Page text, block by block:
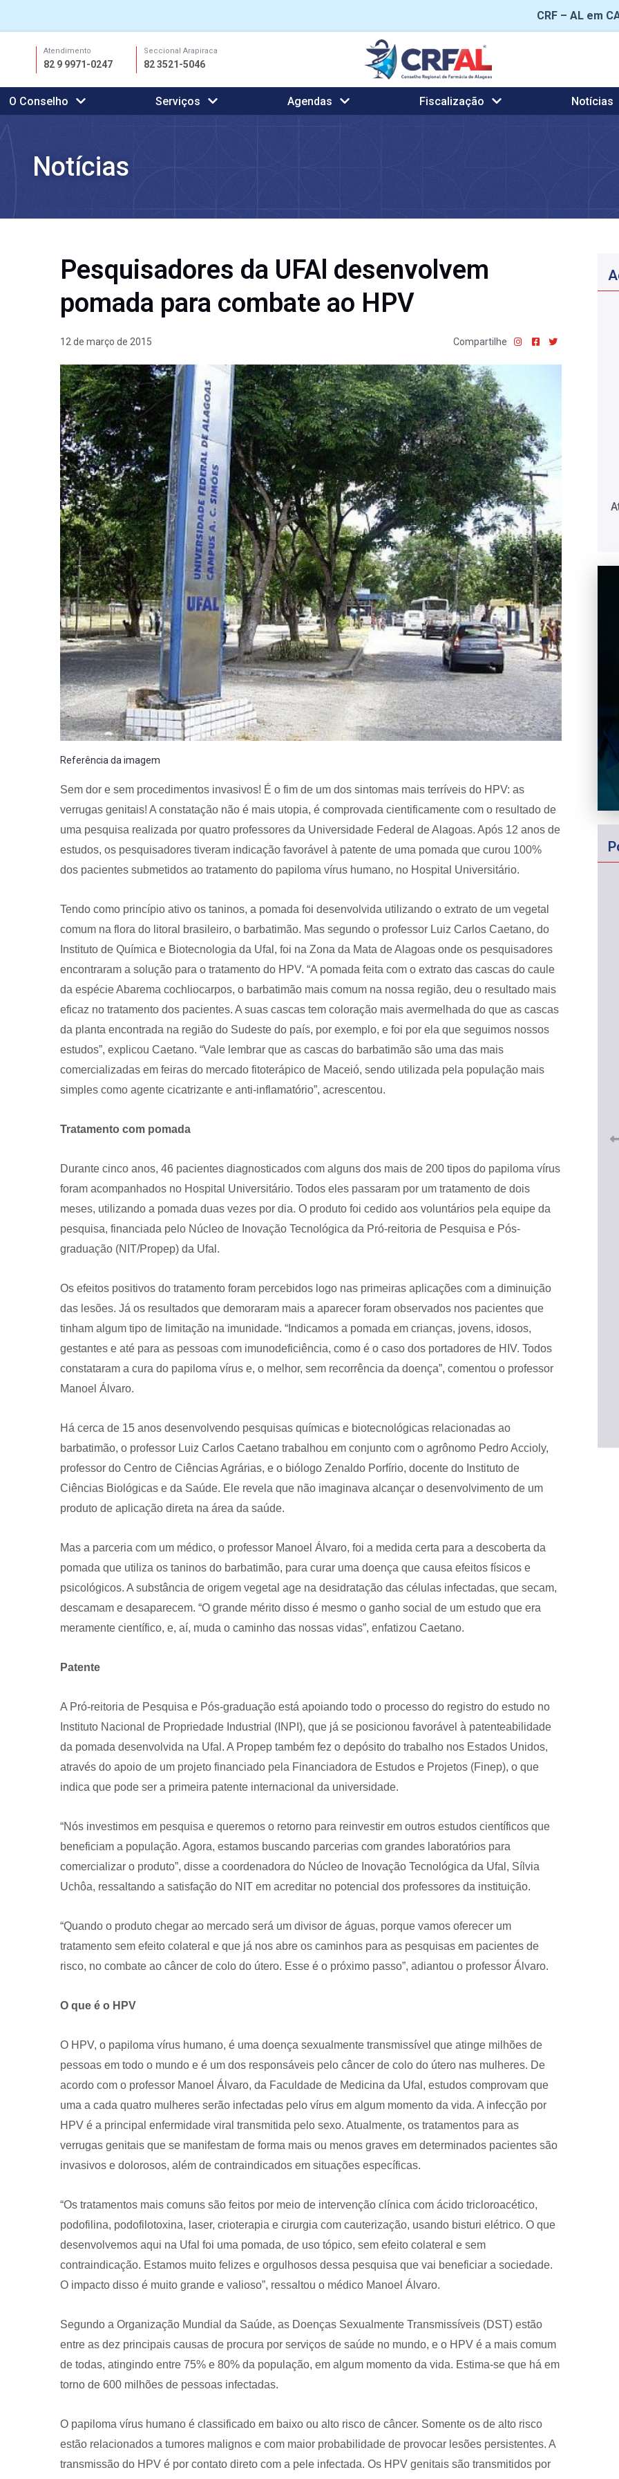
CRF – AL em
conteúdo
Atendimento
82 9 9971-0247
Seccional Arapiraca
82 3521-5046
O Conselho Serviços Agendas Fiscalização Notícias
Notícias
Pesquisadores da UFAl desenvolvem
pomada para combate ao HPV
12 de março de 2015 Compartilhe
Referência da imagem
Sem dor e sem procedimentos invasivos! É o fim de um dos sintomas mais terríveis do HPV: as
verrugas genitais! A constatação não é mais utopia, é comprovada cientificamente com o resultado de
uma pesquisa realizada por quatro professores da Universidade Federal de Alagoas. Após 12 anos de
estudos, os pesquisadores tiveram indicação favorável à patente de uma pomada que curou 100%
dos pacientes submetidos ao tratamento do papiloma vírus humano, no Hospital Universitário.
Tendo como princípio ativo os taninos, a pomada foi desenvolvida utilizando o extrato de um vegetal
comum na flora do litoral brasileiro, o barbatimão. Mas segundo o professor Luiz Carlos Caetano, do
Instituto de Química e Biotecnologia da Ufal, foi na Zona da Mata de Alagoas onde os pesquisadores
encontraram a solução para o tratamento do HPV. “A pomada feita com o extrato das cascas do caule
da espécie Abarema cochliocarpos, o barbatimão mais comum na nossa região, deu o resultado mais
eficaz no tratamento dos pacientes. A suas cascas tem coloração mais avermelhada do que as cascas
da planta encontrada na região do Sudeste do país, por exemplo, e foi por ela que seguimos nossos
estudos”, explicou Caetano. “Vale lembrar que as cascas do barbatimão são uma das mais
comercializadas em feiras do mercado fitoterápico de Maceió, sendo utilizada pela população mais
simples como agente cicatrizante e anti-inflamatório”, acrescentou.
Tratamento com pomada
Durante cinco anos, 46 pacientes diagnosticados com alguns dos mais de 200 tipos do papiloma vírus
foram acompanhados no Hospital Universitário. Todos eles passaram por um tratamento de dois
meses, utilizando a pomada duas vezes por dia. O produto foi cedido aos voluntários pela equipe da
pesquisa, financiada pelo Núcleo de Inovação Tecnológica da Pró-reitoria de Pesquisa e Pós-
graduação (NIT/Propep) da Ufal.
Os efeitos positivos do tratamento foram percebidos logo nas primeiras aplicações com a diminuição
das lesões. Já os resultados que demoraram mais a aparecer foram observados nos pacientes que
tinham algum tipo de limitação na imunidade. “Indicamos a pomada em crianças, jovens, idosos,
gestantes e até para as pessoas com imunodeficiência, como é o caso dos portadores de HIV. Todos
constataram a cura do papiloma vírus e, o melhor, sem recorrência da doença”, comentou o professor
Manoel Álvaro.
Há cerca de 15 anos desenvolvendo pesquisas químicas e biotecnológicas relacionadas ao
barbatimão, o professor Luiz Carlos Caetano trabalhou em conjunto com o agrônomo Pedro Accioly,
professor do Centro de Ciências Agrárias, e o biólogo Zenaldo Porfírio, docente do Instituto de
Ciências Biológicas e da Saúde. Ele revela que não imaginava alcançar o desenvolvimento de um
produto de aplicação direta na área da saúde.
Mas a parceria com um médico, o professor Manoel Álvaro, foi a medida certa para a descoberta da
pomada que utiliza os taninos do barbatimão, para curar uma doença que causa efeitos físicos e
psicológicos. A substância de origem vegetal age na desidratação das células infectadas, que secam,
descamam e desaparecem. “O grande mérito disso é mesmo o ganho social de um estudo que era
meramente científico, e, aí, muda o caminho das nossas vidas”, enfatizou Caetano.
Patente
A Pró-reitoria de Pesquisa e Pós-graduação está apoiando todo o processo do registro do estudo no
Instituto Nacional de Propriedade Industrial (INPI), que já se posicionou favorável à patenteabilidade
da pomada desenvolvida na Ufal. A Propep também fez o depósito do trabalho nos Estados Unidos,
através do apoio de um projeto financiado pela Financiadora de Estudos e Projetos (Finep), o que
indica que pode ser a primeira patente internacional da universidade.
“Nós investimos em pesquisa e queremos o retorno para reinvestir em outros estudos científicos que
beneficiam a população. Agora, estamos buscando parcerias com grandes laboratórios para
comercializar o produto”, disse a coordenadora do Núcleo de Inovação Tecnológica da Ufal, Sílvia
Uchôa, ressaltando a satisfação do NIT em acreditar no potencial dos professores da instituição.
“Quando o produto chegar ao mercado será um divisor de águas, porque vamos oferecer um
tratamento sem efeito colateral e que já nos abre os caminhos para as pesquisas em pacientes de
risco, no combate ao câncer de colo do útero. Esse é o próximo passo”, adiantou o professor Álvaro.
O que é o HPV
O HPV, o papiloma vírus humano, é uma doença sexualmente transmissível que atinge milhões de
pessoas em todo o mundo e é um dos responsáveis pelo câncer de colo do útero nas mulheres. De
acordo com o professor Manoel Álvaro, da Faculdade de Medicina da Ufal, estudos comprovam que
uma a cada quatro mulheres serão infectadas pelo vírus em algum momento da vida. A infecção por
HPV é a principal enfermidade viral transmitida pelo sexo. Atualmente, os tratamentos para as
verrugas genitais que se manifestam de forma mais ou menos graves em determinados pacientes são
invasivos e dolorosos, além de contraindicados em situações específicas.
“Os tratamentos mais comuns são feitos por meio de intervenção clínica com ácido tricloroacético,
podofilina, podofilotoxina, laser, crioterapia e cirurgia com cauterização, usando bisturi elétrico. O que
desenvolvemos aqui na Ufal foi uma pomada, de uso tópico, sem efeito colateral e sem
contraindicação. Estamos muito felizes e orgulhosos dessa pesquisa que vai beneficiar a sociedade.
O impacto disso é muito grande e valioso”, ressaltou o médico Manoel Álvaro.
Segundo a Organização Mundial da Saúde, as Doenças Sexualmente Transmissíveis (DST) estão
entre as dez principais causas de procura por serviços de saúde no mundo, e o HPV é a mais comum
de todas, atingindo entre 75% e 80% da população, em algum momento da vida. Estima-se que há em
torno de 600 milhões de pessoas infectadas.
O papiloma vírus humano é classificado em baixo ou alto risco de câncer. Somente os de alto risco
estão relacionados a tumores malignos e com maior probabilidade de provocar lesões persistentes. A
transmissão do HPV é por contato direto com a pele infectada. Os HPV genitais são transmitidos por
CRF-AL reforça importância do
farmacêutico em nova resolução
da Anvisa sobre medicamentos à
29 de janeiro de 2026
CRF-AL renova parceria com
CRF-SP e garante continuidade